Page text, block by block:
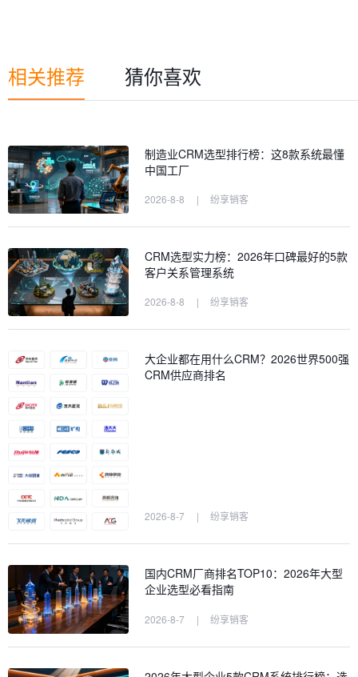
相关推荐 猜你喜欢
制造业CRM选型排行榜：这8款系统最懂
中国工厂
2026-8-8 | 纷享销客
CRM选型实力榜：2026年口碑最好的5款
客户关系管理系统
2026-8-8 | 纷享销客
大企业都在用什么CRM？2026世界500强
CRM供应商排名
2026-8-7 | 纷享销客
国内CRM厂商排名TOP10：2026年大型
企业选型必看指南
2026-8-7 | 纷享销客